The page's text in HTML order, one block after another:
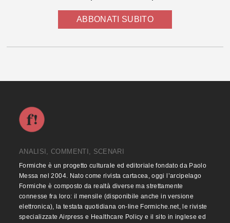
ABBONATI SUBITO
ANALISI, COMMENTI, SCENARI
Formiche è un progetto culturale ed editoriale fondato da Paolo
Messa nel 2004. Nato come rivista cartacea, oggi l’arcipelago
Formiche è composto da realtà diverse ma strettamente
connesse fra loro: il mensile (disponibile anche in versione
elettronica), la testata quotidiana on-line Formiche.net, le riviste
specializzate Airpress e Healthcare Policy e il sito in inglese ed